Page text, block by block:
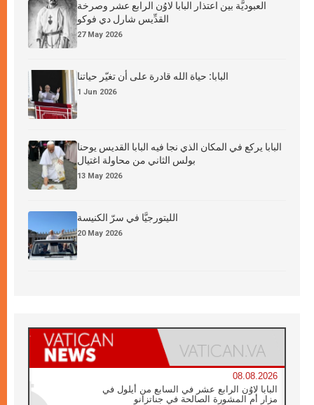
العبوديَّة بين اعتذار البابا لاوُن الرابع عشر وصرخة
القدِّيس شارل دي فوكو
27 May 2026
البابا: حياة الله قادرة على أن تغيّر حياتنا
1 Jun 2026
البابا يركع في المكان الذي نجا فيه البابا القديس يوحنا
بولس الثاني من محاولة اغتيال
13 May 2026
الليتورجيَّا في سرّ الكنيسة
20 May 2026
08.08.2026
البابا لاوُن الرابع عشر في السابع من أيلول في
مزار أم المشورة الصالحة في جناتزانو